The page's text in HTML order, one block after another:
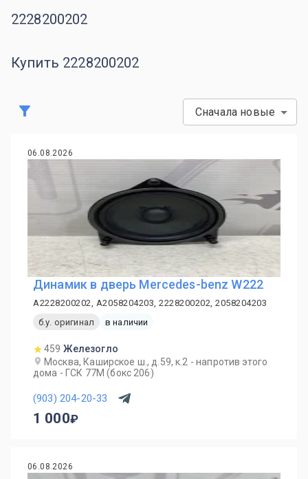
2228200202
Купить 2228200202
Сначала новые
06.08.2026
Динамик в дверь Mercedes-benz W222
A2228200202, A2058204203, 2228200202, 2058204203
б.у. оригинал
в наличии
459 Железогло
Москва, Каширское ш., д.59, к.2 - напротив этого
дома - ГСК 77М (бокс 206)
(903) 204-20-33
1 000
06.08.2026